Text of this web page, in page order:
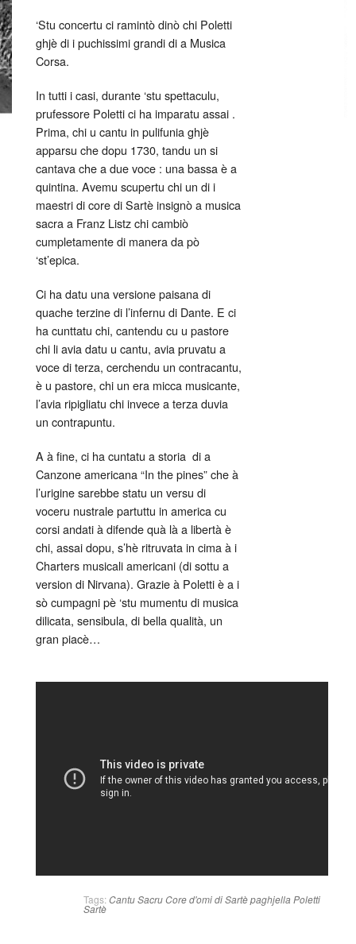
‘Stu concertu ci ramintò dinò chi Poletti
ghjè di i puchissimi grandi di a Musica
Corsa.
In tutti i casi, durante ‘stu spettaculu,
prufessore Poletti ci ha imparatu assai .
Prima, chi u cantu in pulifunia ghjè
apparsu che dopu 1730, tandu un si
cantava che a due voce : una bassa è a
quintina. Avemu scupertu chi un di i
maestri di core di Sartè insignò a musica
sacra a Franz Listz chi cambiò
cumpletamente di manera da pò
‘st’epica.
Ci ha datu una versione paisana di
quache terzine di l’infernu di Dante. E ci
ha cunttatu chi, cantendu cu u pastore
chi li avia datu u cantu, avia pruvatu a
voce di terza, cerchendu un contracantu,
è u pastore, chi un era micca musicante,
l’avia ripigliatu chi invece a terza duvia
un contrapuntu.
A à fine, ci ha cuntatu a storia di a
Canzone americana “In the pines” che à
l’urigine sarebbe statu un versu di
voceru nustrale partuttu in america cu
corsi andati à difende quà là a libertà è
chi, assai dopu, s’hè ritruvata in cima à i
Charters musicali americani (di sottu a
version di Nirvana). Grazie à Poletti è a i
sò cumpagni pè ‘stu mumentu di musica
dilicata, sensibula, di bella qualità, un
gran piacè…
Tags: Cantu SacruCore d'omi di Sartèpaghjella Poletti
Sartè